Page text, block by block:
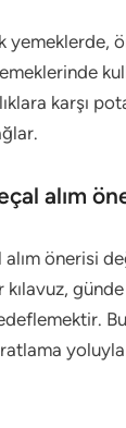
yemeklerde,
karşı
alım
alım önerisi